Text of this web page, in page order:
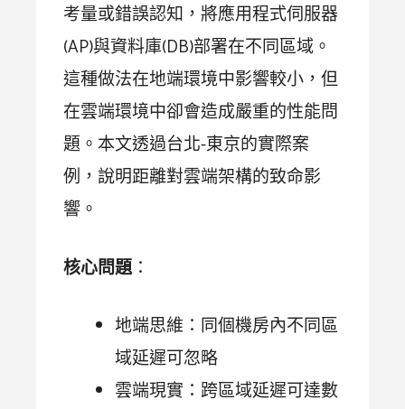
考量或錯誤認知，將應用程式伺服器
(AP)與資料庫(DB)部署在不同區域。
這種做法在地端環境中影響較小，但
在雲端環境中卻會造成嚴重的性能問
題。本文透過台北-東京的實際案
例，說明距離對雲端架構的致命影
響。
核心問題：
地端思維：同個機房內不同區
域延遲可忽略
雲端現實：跨區域延遲可達數